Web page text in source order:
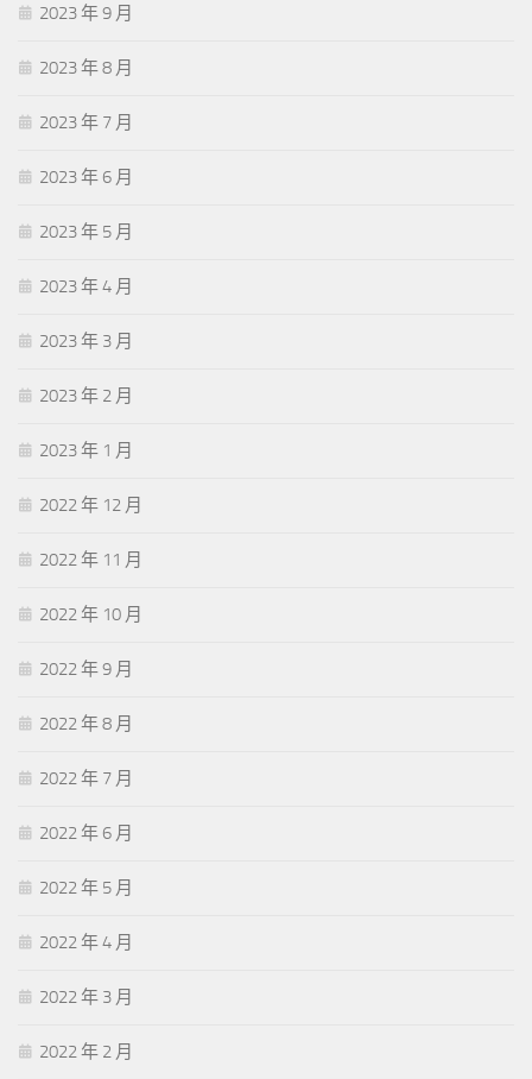
2023 年 9 月
2023 年 8 月
2023 年 7 月
2023 年 6 月
2023 年 5 月
2023 年 4 月
2023 年 3 月
2023 年 2 月
2023 年 1 月
2022 年 12 月
2022 年 11 月
2022 年 10 月
2022 年 9 月
2022 年 8 月
2022 年 7 月
2022 年 6 月
2022 年 5 月
2022 年 4 月
2022 年 3 月
2022 年 2 月